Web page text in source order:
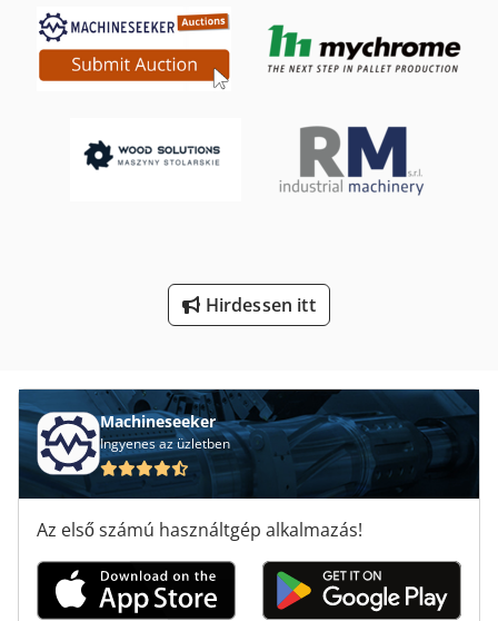
Maradék Fa Aprító
Nc Marógép
Hirdessen itt
Machineseeker
Ingyenes az üzletben
Az első számú használtgép alkalmazás!